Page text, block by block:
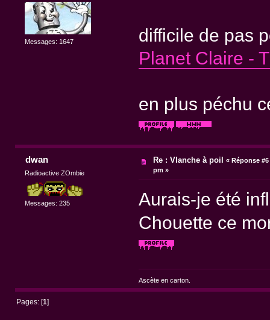
Messages: 1647
difficile de pas
Planet Claire -
en plus péchu
dwan
Radioactive ZOmbie
Messages: 235
Re : Vlanche à poil « Réponse
pm »
Aurais-je été
Chouette ce
Ascète en carton.
Pages: [1]